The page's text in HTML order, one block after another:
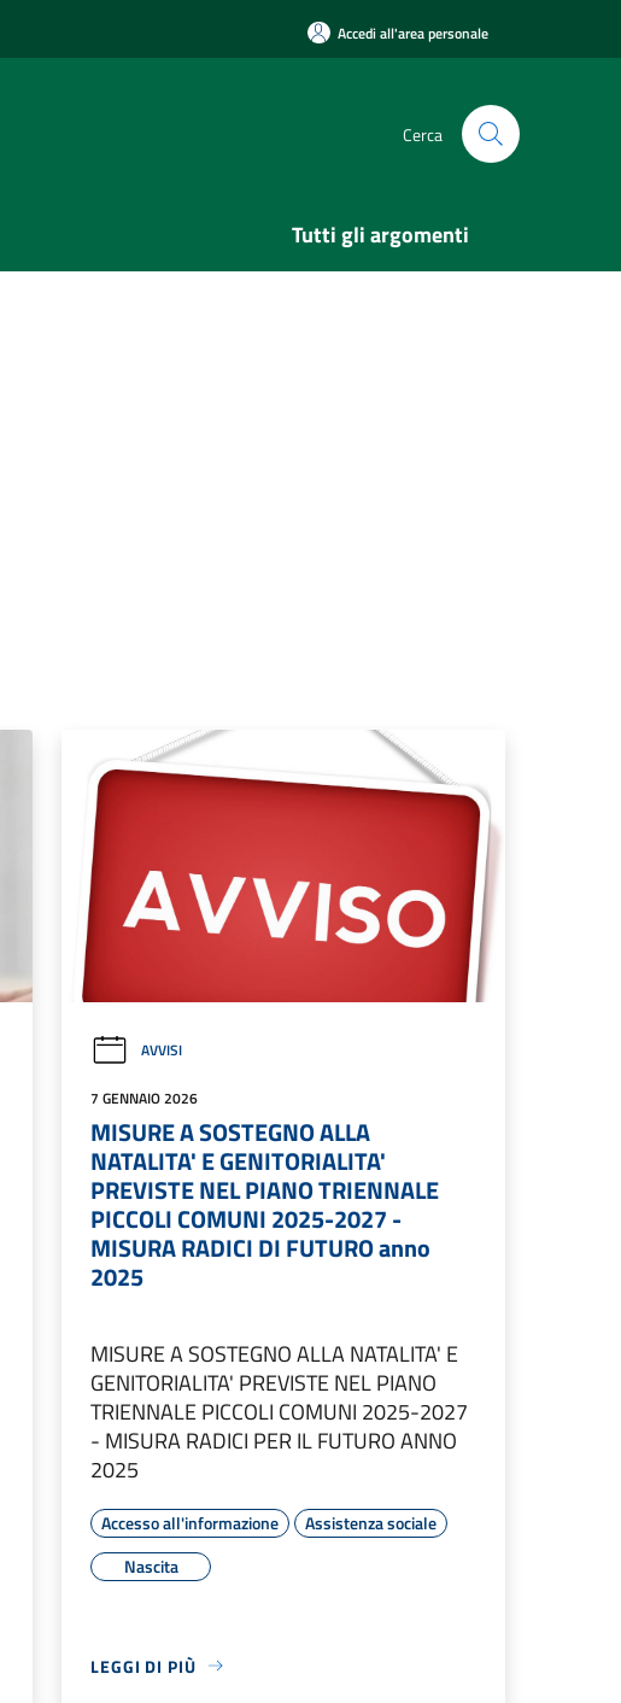
Accedi all'area personale
Cerca
Tutti gli argomenti
AVVISI
7 GENNAIO 2026
MISURE A SOSTEGNO ALLA
NATALITA' E GENITORIALITA'
PREVISTE NEL PIANO TRIENNALE
PICCOLI COMUNI 2025-2027 -
MISURA RADICI DI FUTURO anno
2025
MISURE A SOSTEGNO ALLA NATALITA' E
GENITORIALITA' PREVISTE NEL PIANO
TRIENNALE PICCOLI COMUNI 2025-2027
- MISURA RADICI PER IL FUTURO ANNO
2025
Accesso all'informazione
Assistenza sociale
Nascita
LEGGI DI PIÙ